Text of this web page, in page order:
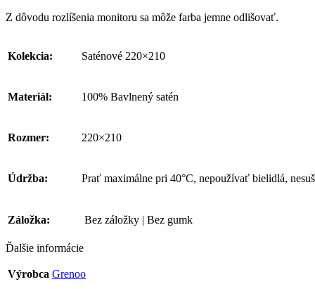
Z dôvodu rozlíšenia monitoru sa môže farba jemne odlišovať.
Kolekcia: Saténové 220×210
Materiál: 100% Bavlnený satén
Rozmer: 220×210
Údržba: Prať maximálne pri 40°C, nepoužívať bielidlá,
Záložka: Bez záložky | Bez gumk
Ďalšie informácie
Výrobca Grenoo